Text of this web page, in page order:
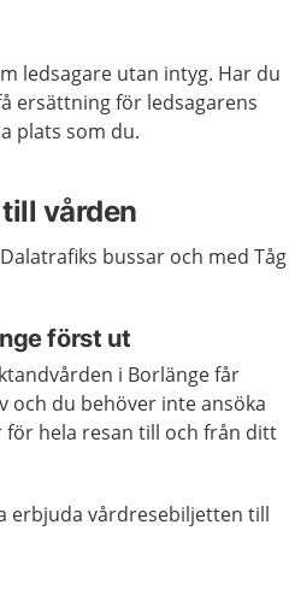
ledsagare utan intyg. Har du
ersättning för ledsagarens
plats som du.
vården
bussar och med Tåg
först ut
i Borlänge får
och du behöver inte ansöka
hela resan till och från ditt
erbjuda vårdresebiljetten till